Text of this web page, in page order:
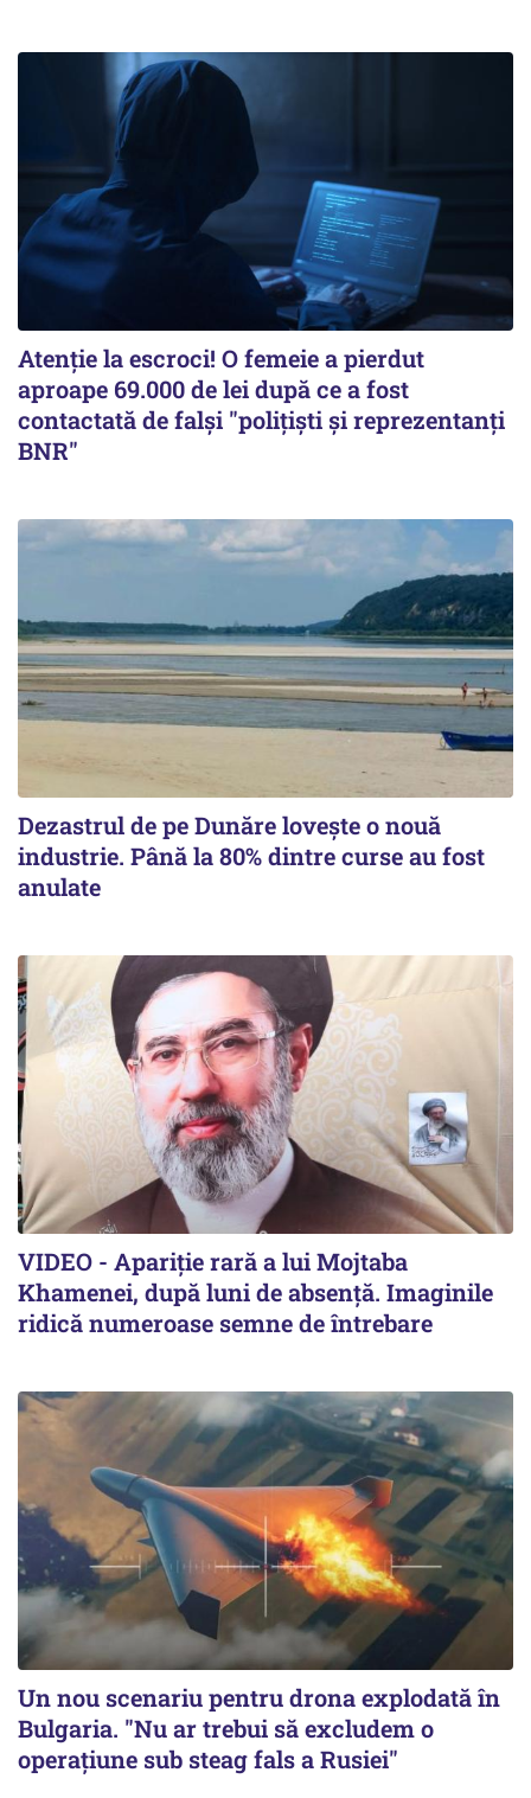
Atenție la escroci! O femeie a pierdut
aproape 69.000 de lei după ce a fost
contactată de falși "polițiști și reprezentanți
BNR"
Dezastrul de pe Dunăre lovește o nouă
industrie. Până la 80% dintre curse au fost
anulate
VIDEO - Apariție rară a lui Mojtaba
Khamenei, după luni de absență. Imaginile
ridică numeroase semne de întrebare
Un nou scenariu pentru drona explodată în
Bulgaria. "Nu ar trebui să excludem o
operațiune sub steag fals a Rusiei"